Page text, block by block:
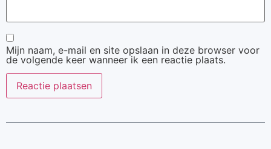
Mijn naam, e-mail en site opslaan in deze browser voor
de volgende keer wanneer ik een reactie plaats.